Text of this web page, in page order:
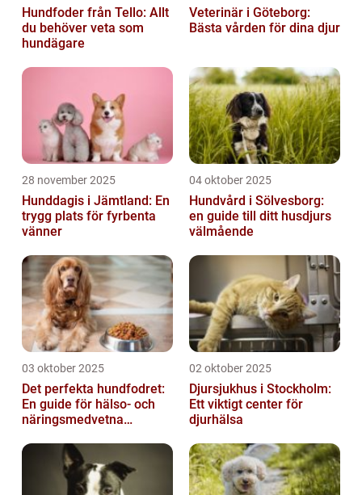
Hundfoder från Tello: Allt
du behöver veta som
hundägare
Veterinär i Göteborg:
Bästa vården för dina djur
28 november 2025
Hunddagis i Jämtland: En
trygg plats för fyrbenta
vänner
04 oktober 2025
Hundvård i Sölvesborg:
en guide till ditt husdjurs
välmående
03 oktober 2025
Det perfekta hundfodret:
En guide för hälso- och
näringsmedvetna
02 oktober 2025
Djursjukhus i Stockholm:
Ett viktigt center för
djurhälsa